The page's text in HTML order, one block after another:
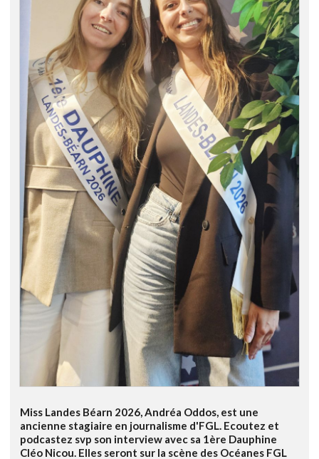
Miss Landes Béarn 2026, Andréa Oddos, est une
ancienne stagiaire en journalisme d'FGL. Ecoutez et
podcastez svp son interview avec sa 1ère Dauphine
Cléo Nicou. Elles seront sur la scène des Océanes FGL